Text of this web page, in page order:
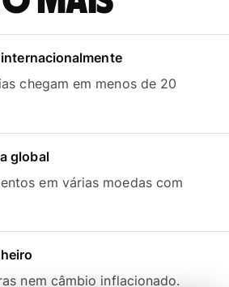
chegam em menos de 20
global
em várias moedas com
nem câmbio inflacionado.